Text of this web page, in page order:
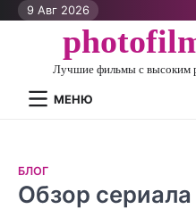
Перейти9 Авг 2026
Лучшие фильмы с высоким
МЕНЮ
БЛОГ
Обзор